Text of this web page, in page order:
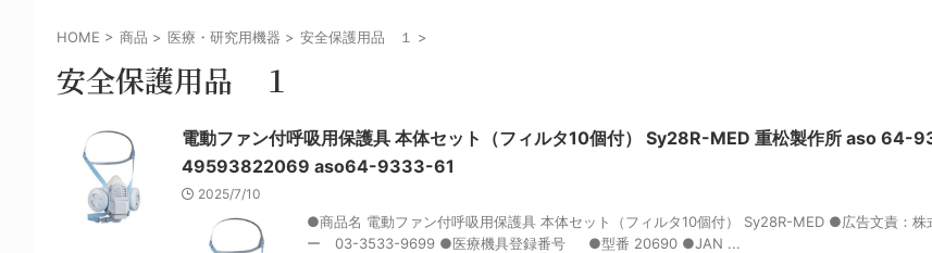
HOME > 商品 > 医療・研究用機器 > 安全保護用品 １ >
安全保護用品 １
電動ファン付呼吸用保護具 本体セット（フィルタ10個付） Sy28R-MED 重松製作所 aso 64-
49593822069 aso64-9333-61
2025/7/10
●商品名 電動ファン付呼吸用保護具 本体セット（フィルタ10個付） Sy28R-MED ●広告文責：株
ー 03-3533-9699 ●医療機具登録番号 ●型番 20690 ●JAN ...